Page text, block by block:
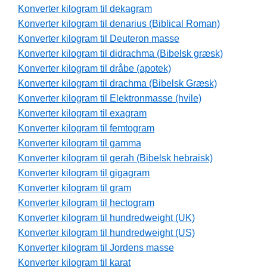
Konverter kilogram til dekagram
Konverter kilogram til denarius (Biblical Roman)
Konverter kilogram til Deuteron masse
Konverter kilogram til didrachma (Bibelsk græsk)
Konverter kilogram til dråbe (apotek)
Konverter kilogram til drachma (Bibelsk Græsk)
Konverter kilogram til Elektronmasse (hvile)
Konverter kilogram til exagram
Konverter kilogram til femtogram
Konverter kilogram til gamma
Konverter kilogram til gerah (Bibelsk hebraisk)
Konverter kilogram til gigagram
Konverter kilogram til gram
Konverter kilogram til hectogram
Konverter kilogram til hundredweight (UK)
Konverter kilogram til hundredweight (US)
Konverter kilogram til Jordens masse
Konverter kilogram til karat